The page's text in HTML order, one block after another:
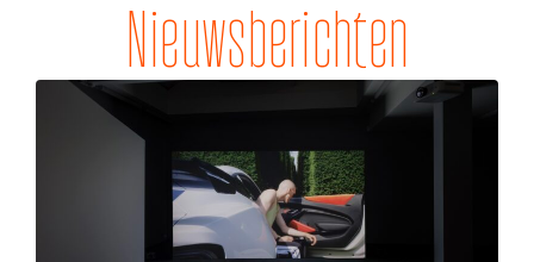
Nieuwsberichten